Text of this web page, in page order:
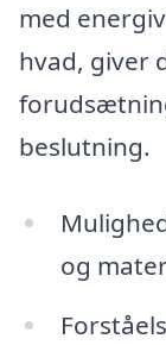
med
hvad, giver
beslutning.
og